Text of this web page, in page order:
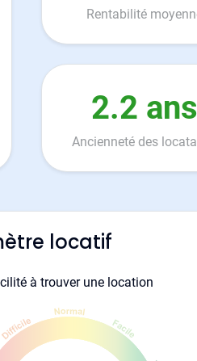
Rentabilité
2.2 ans
Ancienneté des
locatif
à trouver une location